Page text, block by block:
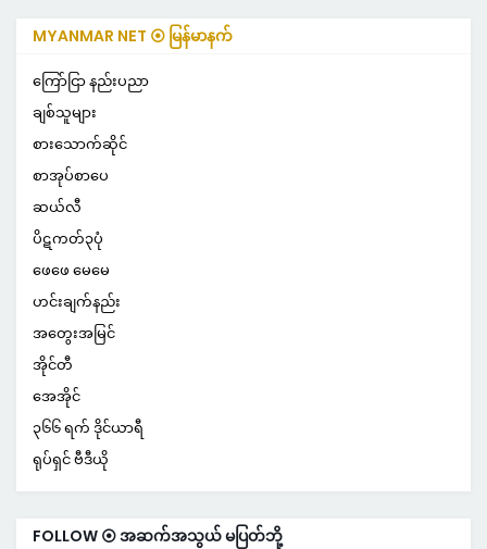
MYANMAR NET ⦿ မြန်မာနက်
ကြော်ငြာ နည်းပညာ
ချစ်သူများ
စားသောက်ဆိုင်
စာအုပ်စာပေ
ဆယ်လီ
ပိဋကတ်၃ပုံ
ဖေဖေ မေမေ
ဟင်းချက်နည်း
အတွေးအမြင်
အိုင်တီ
အေအိုင်
၃၆၆ ရက် ဒိုင်ယာရီ
ရုပ်ရှင် ဗီဒီယို
FOLLOW ⦿ အဆက်အသွယ် မပြတ်ဘို့